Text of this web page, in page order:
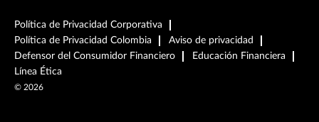
Política de Privacidad Corporativa
Política de Privacidad Colombia
Aviso de privacidad
Defensor del Consumidor Financiero
Educación Financiera
Línea Ética
© 2026